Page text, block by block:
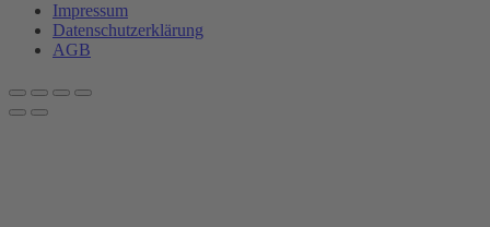
Impressum
Datenschutz­erklärung
AGB